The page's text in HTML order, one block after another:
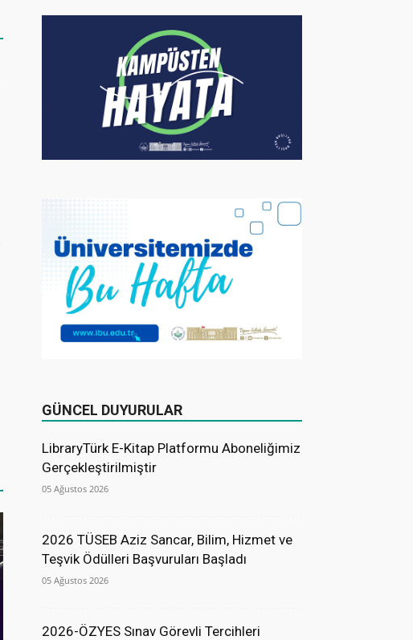
GÜNCEL DUYURULAR
LibraryTürk E-Kitap Platformu Aboneliğimiz
Gerçekleştirilmiştir
05 Ağustos 2026
2026 TÜSEB Aziz Sancar, Bilim, Hizmet ve
Teşvik Ödülleri Başvuruları Başladı
05 Ağustos 2026
2026-ÖZYES Sınav Görevli Tercihleri